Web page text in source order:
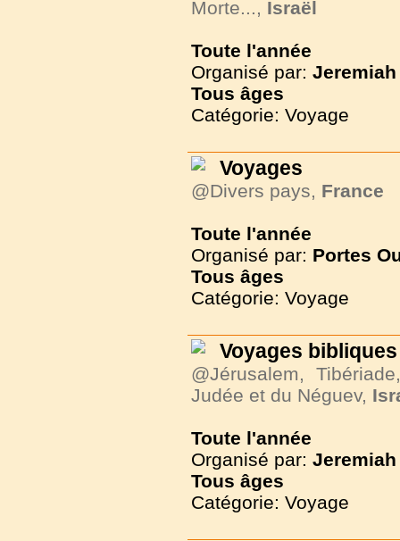
Morte..., Israël
Toute l'année
Organisé par:
Tous âges
Catégorie: Voyage
Voyages
@Divers pays, France
Toute l'année
Organisé par: Portes
Tous âges
Catégorie: Voyage
Voyages
@Jérusalem,
Judée et du Néguev,
Toute l'année
Organisé par:
Tous âges
Catégorie: Voyage